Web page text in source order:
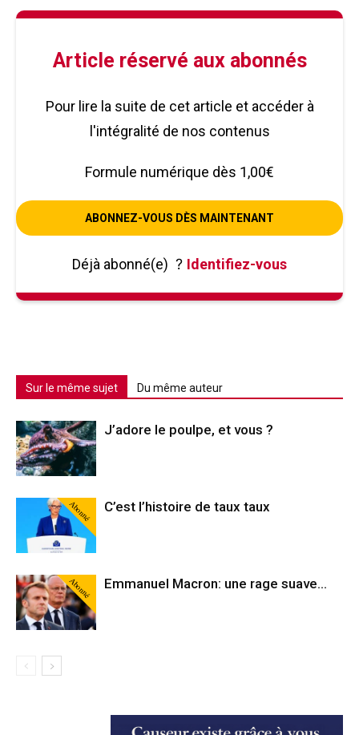
Article réservé aux abonnés
Pour lire la suite de cet article et accéder à
l'intégralité de nos contenus
Formule numérique dès 1,00€
ABONNEZ-VOUS DÈS MAINTENANT
Déjà abonné(e) ? Identifiez-vous
Sur le même sujet Du même auteur
J’adore le poulpe, et vous ?
Abonné C’est l’histoire de taux taux
Abonné Emmanuel Macron: une rage suave…